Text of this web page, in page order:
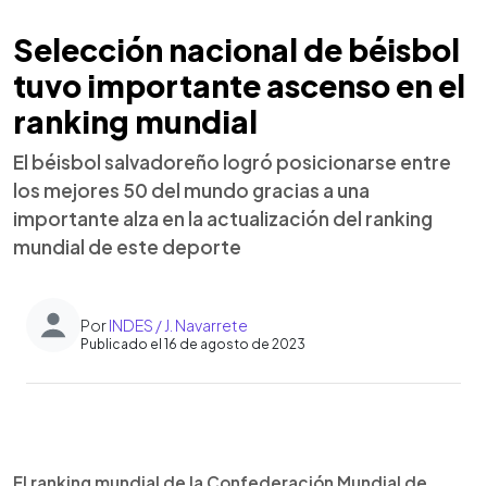
Selección nacional de béisbol
tuvo importante ascenso en el
ranking mundial
El béisbol salvadoreño logró posicionarse entre
los mejores 50 del mundo gracias a una
importante alza en la actualización del ranking
mundial de este deporte
PorINDES / J. Navarrete
Publicado el 16 de agosto de 2023
► Escuchar artículo